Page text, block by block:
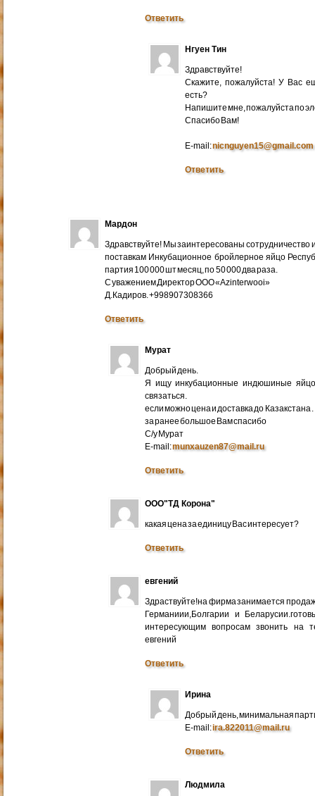
Ответить
Нгуен Тин
Здравствуйте!
Скажите, пожалуйста! У Вас
есть?
Напишите мне, пожалуйста по
Cпасибо Вам!
E-mail:nicnguyen15@gmail.com
Ответить
Мардон
Здравствуйте! Мы заинтересованы сотрудничество
поставкам Инкубационное бройлерное яйцо
партия 100 000 шт месяц, по 50 000 два раза.
С уважением Директор ООО «Azinterwooi»
Д.Кадиров. +998907308366
Ответить
Мурат
Добрый день.
Я ищу инкубационные индюшиные
связаться.
если можно цена и доставка до Казакстана .
за ранее большое Вам спасибо
С/у Мурат
E-mail:munxauzen87@mail.ru
Ответить
ООО"ТД Корона"
какая цена за единицу Вас интересует?
Ответить
евгений
Здраствуйте!на фирма занимается
Германиии,Болгарии и
интересующим вопросам звонить на
евгений
Ответить
Ирина
Добрый день, минимальная
E-mail:ira.822011@mail.ru
Ответить
Людмила